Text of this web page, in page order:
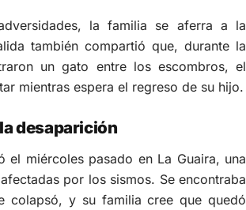
la familia se aferra a la
también compartió que, durante la
un gato entre los escombros, el
mientras espera el regreso de su hijo.
desaparición
el miércoles pasado en La Guaira, una
por los sismos. Se encontraba
colapsó, y su familia cree que quedó